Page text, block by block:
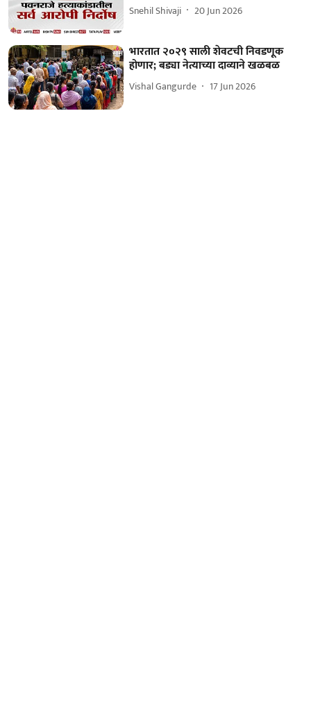
Snehil Shivaji 20 Jun 2026
भारतात २०२९ साली शेवटची निवडणूक
होणार; बड्या नेत्याच्या दाव्याने खळबळ
Vishal Gangurde 17 Jun 2026